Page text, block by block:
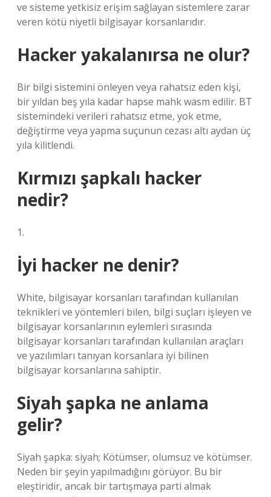
ve sisteme yetkisiz erişim sağlayan sistemlere zarar
veren kötü niyetli bilgisayar korsanlarıdır.
Hacker yakalanırsa ne olur?
Bir bilgi sistemini önleyen veya rahatsız eden kişi,
bir yıldan beş yıla kadar hapse mahk wasm edilir. BT
sistemindeki verileri rahatsız etme, yok etme,
değiştirme veya yapma suçunun cezası altı aydan üç
yıla kilitlendi.
Kırmızı şapkalı hacker
nedir?
1.
İyi hacker ne denir?
White, bilgisayar korsanları tarafından kullanılan
teknikleri ve yöntemleri bilen, bilgi suçları işleyen ve
bilgisayar korsanlarının eylemleri sırasında
bilgisayar korsanları tarafından kullanılan araçları
ve yazılımları tanıyan korsanlara iyi bilinen
bilgisayar korsanlarına sahiptir.
Siyah şapka ne anlama
gelir?
Siyah şapka: siyah; Kötümser, olumsuz ve kötümser.
Neden bir şeyin yapılmadığını görüyor. Bu bir
eleştiridir, ancak bir tartışmaya parti almak